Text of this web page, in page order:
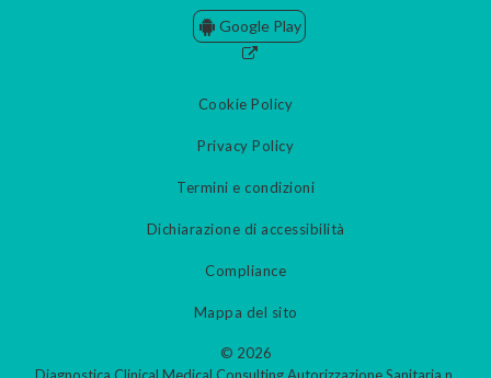
Google Play
Cookie Policy
Privacy Policy
Termini e condizioni
Dichiarazione di accessibilità
Compliance
Mappa del sito
© 2026
Diagnostica Clinical Medical Consulting Autorizzazione Sanitaria n.